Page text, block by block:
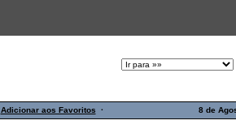
Adicionar aos Favoritos · 8 de